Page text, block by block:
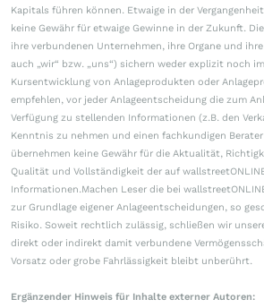
Kapitals führen können. Etwaige in der
keine Gewähr für etwaige Gewinne in der Zukunft.
ihre verbundenen Unternehmen, ihre Organe und
auch „wir“ bzw. „uns“) sichern weder explizit noch
Kursentwicklung von Anlageprodukten oder
empfehlen, vor jeder Anlageentscheidung die zum
Verfügung zu stellenden Informationen (z.B. den
Kenntnis zu nehmen und einen fachkundigen
übernehmen keine Gewähr für die Aktualität,
Qualität und Vollständigkeit der auf
Informationen.Machen Leser die bei
zur Grundlage eigener Anlageentscheidungen, so
Risiko. Soweit rechtlich zulässig, schließen wir
direkt oder indirekt damit verbundene
Vorsatz oder grobe Fahrlässigkeit bleibt unberührt.
Ergänzender Hinweis für Inhalte externer Autoren: